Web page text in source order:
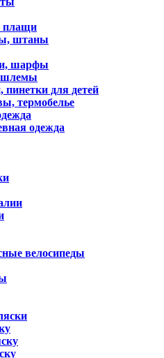
плащи
штаны
шарфы
шлемы
для детей
термобелье
одежда
велосипеды